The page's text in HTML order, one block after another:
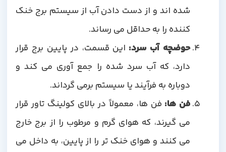
شده اند و از دست دادن آب از سیستم برج خنک
کننده را به حداقل می رساند.
حوضچه آب سرد:این قسمت، در پایین برج قرار
دارد، که آب سرد شده را جمع آوری می کند و
دوباره به فرآیند یا سیستم برمی گرداند.
فن ها:فن ها، معمولاً در بالای کولینگ تاور قرار
می گیرند، که هوای گرم و مرطوب را از برج خارج
می کنند و هوای خنک تر را از پایین، به داخل می